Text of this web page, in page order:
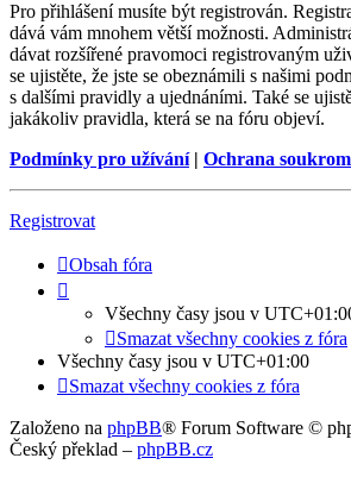
Pro přihlášení musíte být registrován.
dává vám mnohem větší možnosti.
dávat rozšířené pravomoci registrovaným
se ujistěte, že jste se obeznámili s našimi
s dalšími pravidly a ujednáními. Také se
jakákoliv pravidla, která se na fóru objeví.
Podmínky pro užívání| Ochrana
Registrovat
Obsah fóra
Všechny časy jsou v
Smazat všechny cookies z fóra
Všechny časy jsou v UTC+01:00
Smazat všechny cookies z fóra
Založeno na phpBB® Forum Software ©
Český překlad – phpBB.cz